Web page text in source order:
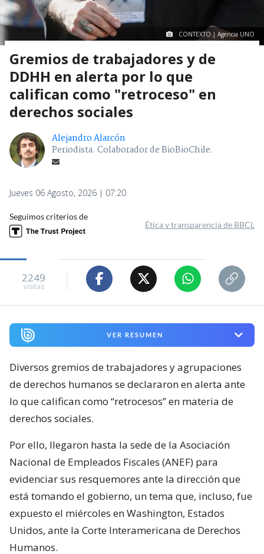
CONTEXTO | Agencia UNO
Gremios de trabajadores y de
DDHH en alerta por lo que
califican como "retroceso" en
derechos sociales
Alejandro Alarcón
Periodista. Colaborador de BioBioChile.
Jueves 06 Agosto, 2026 | 07:20
Seguimos criterios de
Ética y transparencia de BBCL
2249
visitas
VER RESUMEN
Diversos gremios de trabajadores y agrupaciones
de derechos humanos se declararon en alerta ante
lo que califican como “retrocesos” en materia de
derechos sociales.
Por ello, llegaron hasta la sede de la Asociación
Nacional de Empleados Fiscales (ANEF) para
evidenciar sus resquemores ante la dirección que
está tomando el gobierno, un tema que, incluso, fue
expuesto el miércoles en Washington, Estados
Unidos, ante la Corte Interamericana de Derechos
Humanos.